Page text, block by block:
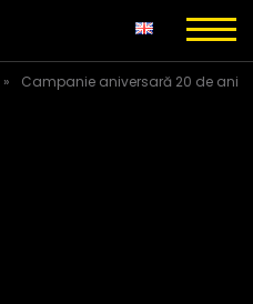
» Campanie aniversară 20 de ani